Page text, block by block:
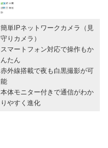
簡単IPネットワークカメラ（見
守りカメラ）
スマートフォン対応で操作もか
んたん
赤外線搭載で夜も白黒撮影が可
能
本体モニター付きで通信がわか
りやすく進化